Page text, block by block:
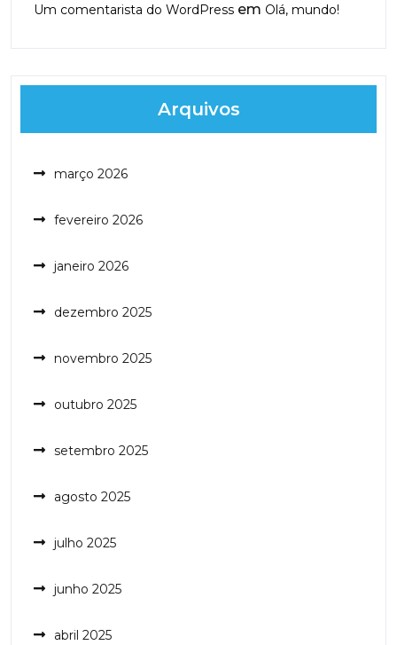
Um comentarista do WordPress em Olá, mundo!
Arquivos
março 2026
fevereiro 2026
janeiro 2026
dezembro 2025
novembro 2025
outubro 2025
setembro 2025
agosto 2025
julho 2025
junho 2025
abril 2025